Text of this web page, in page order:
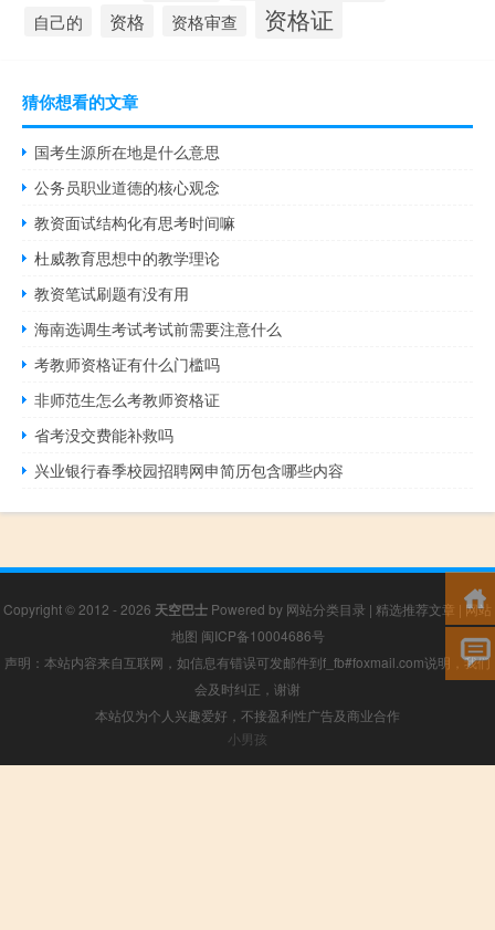
自己的 资格 资格审查 资格证
猜你想看的文章
国考生源所在地是什么意思
公务员职业道德的核心观念
教资面试结构化有思考时间嘛
杜威教育思想中的教学理论
教资笔试刷题有没有用
海南选调生考试考试前需要注意什么
考教师资格证有什么门槛吗
非师范生怎么考教师资格证
省考没交费能补救吗
兴业银行春季校园招聘网申简历包含哪些内容
Copyright © 2012 - 2026 天空巴士 Powered by 网站分类目录 | 精选推荐文章 | 网站
地图 闽ICP备10004686号
声明：本站内容来自互联网，如信息有错误可发邮件到f_fb#foxmail.com说明，我们
会及时纠正，谢谢
本站仅为个人兴趣爱好，不接盈利性广告及商业合作
小男孩